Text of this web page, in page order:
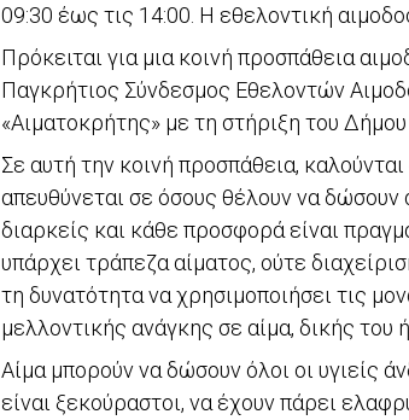
09:30 έως τις 14:00. Η εθελοντική
Πρόκειται για μια κοινή προσπάθεια
Παγκρήτιος Σύνδεσμος Εθελοντών
«Αιματοκρήτης» με τη στήριξη του
Σε αυτή την κοινή προσπάθεια,
απευθύνεται σε όσους θέλουν να δώσουν
διαρκείς και κάθε προσφορά είναι
υπάρχει τράπεζα αίματος, ούτε
τη δυνατότητα να χρησιμοποιήσει τις
μελλοντικής ανάγκης σε αίμα, δικής του
Αίμα μπορούν να δώσουν όλοι οι υγιείς
είναι ξεκούραστοι, να έχουν πάρει